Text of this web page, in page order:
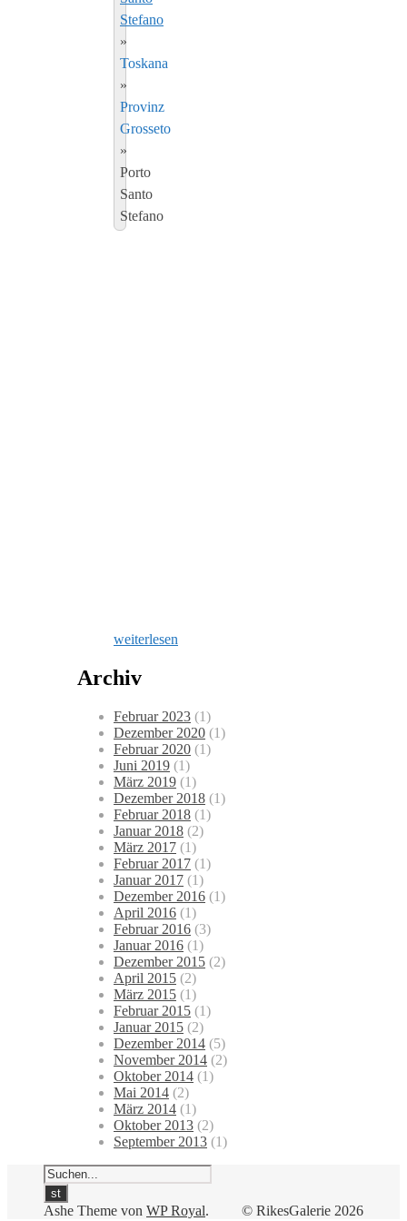
Stefano
»
Toskana
»
Provinz
Grosseto
»
Porto
Santo
Stefano
weiterlesen
Archiv
Februar 2023 (1)
Dezember 2020 (1)
Februar 2020 (1)
Juni 2019 (1)
März 2019 (1)
Dezember 2018 (1)
Februar 2018 (1)
Januar 2018 (2)
März 2017 (1)
Februar 2017 (1)
Januar 2017 (1)
Dezember 2016 (1)
April 2016 (1)
Februar 2016 (3)
Januar 2016 (1)
Dezember 2015 (2)
April 2015 (2)
März 2015 (1)
Februar 2015 (1)
Januar 2015 (2)
Dezember 2014 (5)
November 2014 (2)
Oktober 2014 (1)
Mai 2014 (2)
März 2014 (1)
Oktober 2013 (2)
September 2013 (1)
© RikesGalerie 2026
Ashe Theme von WP Royal.